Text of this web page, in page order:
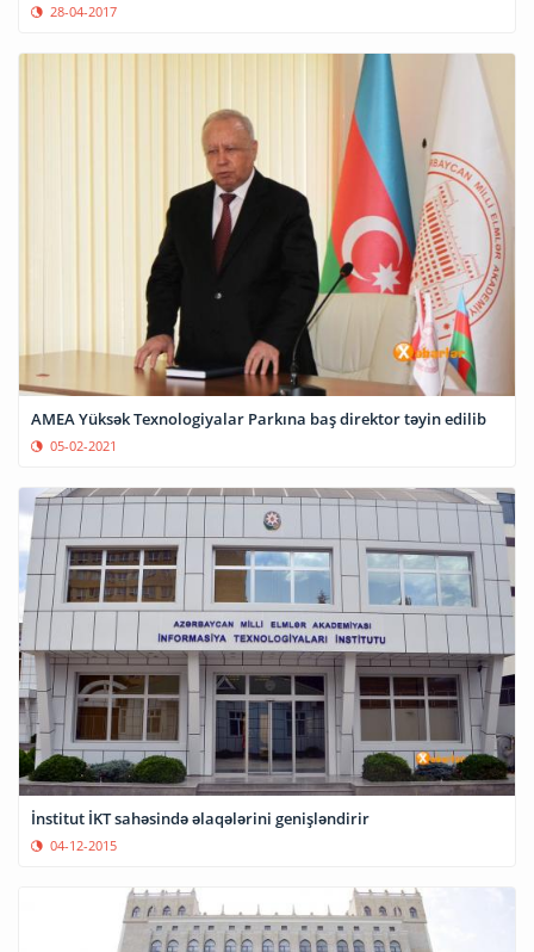
28-04-2017
AMEA Yüksək Texnologiyalar Parkına baş direktor təyin edilib
05-02-2021
İnstitut İKT sahəsində əlaqələrini genişləndirir
04-12-2015